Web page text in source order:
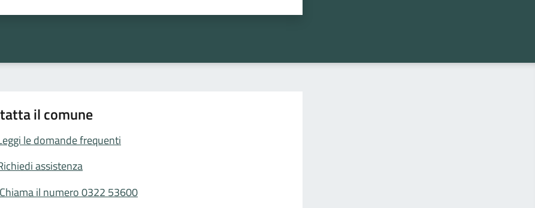
il comune
le domande frequenti
assistenza
Chiama il numero 0322 53600